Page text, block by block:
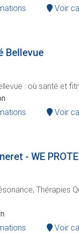
Voir
Bellevue
: où santé et
Voir
- WE
Thérapies
Voir